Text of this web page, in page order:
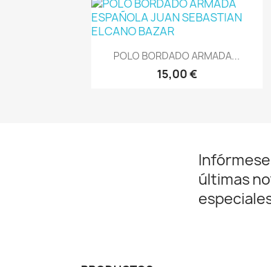
Vista rápida
POLO BORDADO ARMADA...
15,00 €
últimas